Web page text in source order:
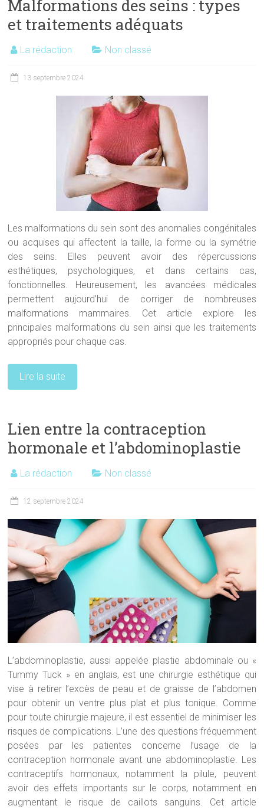
Malformations des seins : types
et traitements adéquats
La rédaction Non classé
13 septembre 2024
Les malformations du sein sont des anomalies congénitales
ou acquises qui affectent la taille, la forme ou la symétrie
des seins. Elles peuvent avoir des répercussions
esthétiques, psychologiques, et dans certains cas,
fonctionnelles. Heureusement, les avancées médicales
permettent aujourd’hui de corriger de nombreuses
malformations mammaires. Cet article explore les
principales malformations du sein ainsi que les traitements
appropriés pour chaque cas.
Lire la suite
Lien entre la contraception
hormonale et l’abdominoplastie
La rédaction Non classé
12 septembre 2024
L’abdominoplastie, aussi appelée plastie abdominale ou «
Tummy Tuck » en anglais, est une chirurgie esthétique qui
vise à retirer l’excès de peau et de graisse de l’abdomen
pour obtenir un ventre plus plat et plus tonique. Comme
pour toute chirurgie majeure, il est essentiel de minimiser les
risques de complications. L’une des questions fréquemment
posées par les patientes concerne l’usage de la
contraception hormonale avant une abdominoplastie. Les
contraceptifs hormonaux, notamment la pilule, peuvent
avoir des effets importants sur le corps, notamment en
augmentant le risque de caillots sanguins. Cet article